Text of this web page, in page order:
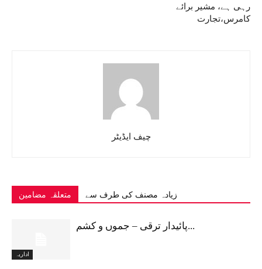
رہی ہے، مشیر برائے
کامرس،تجارت
چیف ایڈیٹر
متعلقہ مضامین زیادہ مصنف کی طرف سے
اداریہ
پائیدار ترقی – جموں و کشم...